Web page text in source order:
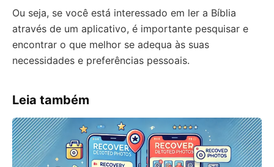
Ou seja, se você está interessado em ler a Bíblia
através de um aplicativo, é importante pesquisar e
encontrar o que melhor se adequa às suas
necessidades e preferências pessoais.
Leia também